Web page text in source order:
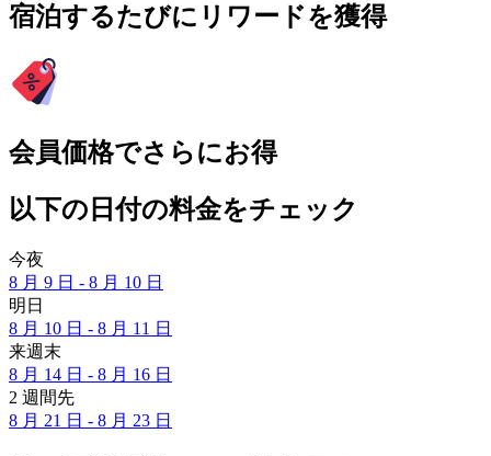
宿泊するたびにリワードを獲得
会員価格でさらにお得
以下の日付の料金をチェック
今夜
8 月 9 日 - 8 月 10 日
明日
8 月 10 日 - 8 月 11 日
来週末
8 月 14 日 - 8 月 16 日
2 週間先
8 月 21 日 - 8 月 23 日